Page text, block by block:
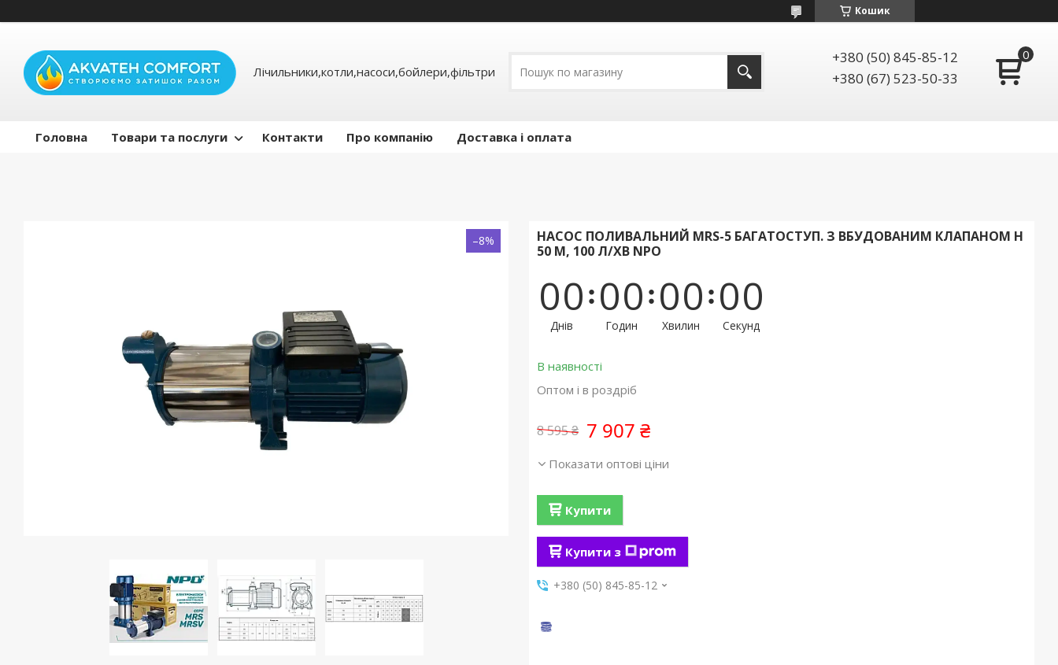
Кошик
Лічильники,котли,насоси,бойлери,фільтри
+380 (50) 845-85-12
+380 (67) 523-50-33
Головна Товари та послуги Контакти Про компанію Доставка і оплата
–8%
НАСОС ПОЛИВАЛЬНИЙ MRS-5 БАГАТОСТУП. З ВБУДОВАНИМ КЛАПАНОМ Н
50 М, 100 Л/ХВ NPO
00
Днів
00
Годин
00
Хвилин
00
Секунд
В наявності
Оптом і в роздріб
8 595 ₴ 7 907 ₴
Показати оптові ціни
Купити
Купити з
+380 (50) 845-85-12